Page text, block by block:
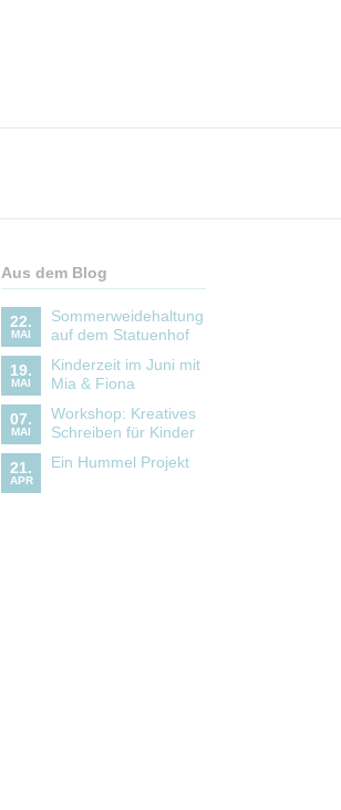
Aus dem Blog
22.
MAI
Sommerweidehaltung
auf dem Statuenhof
19.
MAI
Kinderzeit im Juni mit
Mia & Fiona
07.
MAI
Workshop: Kreatives
Schreiben für Kinder
21.
APR
Ein Hummel Projekt